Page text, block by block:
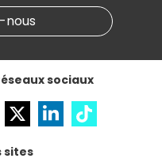
sociaux
sites